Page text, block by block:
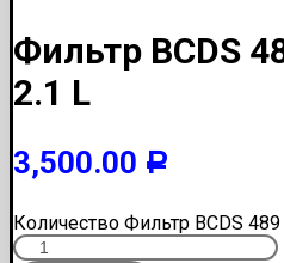
Фильтр BCDS
2.1 L
3,500.00 Р
Количество Фильтр BCDS